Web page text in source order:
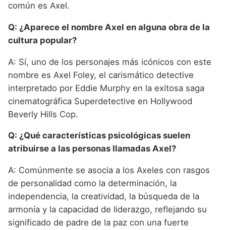
común es Axel.
Q: ¿Aparece el nombre Axel en alguna obra de la
cultura popular?
A: Sí, uno de los personajes más icónicos con este
nombre es Axel Foley, el carismático detective
interpretado por Eddie Murphy en la exitosa saga
cinematográfica Superdetective en Hollywood
Beverly Hills Cop.
Q: ¿Qué características psicológicas suelen
atribuirse a las personas llamadas Axel?
A: Comúnmente se asocia a los Axeles con rasgos
de personalidad como la determinación, la
independencia, la creatividad, la búsqueda de la
armonía y la capacidad de liderazgo, reflejando su
significado de padre de la paz con una fuerte